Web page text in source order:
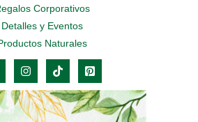
Corporativos
Detalles y Eventos
Naturales